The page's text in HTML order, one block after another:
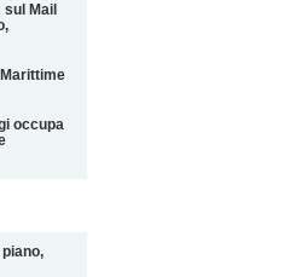
Mail
occupa